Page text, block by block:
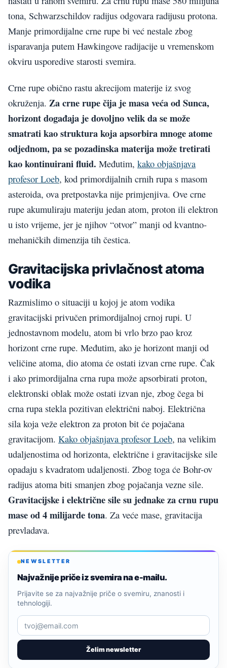
tona, Schwarzschildov radijus odgovara radijusu protona.
Manje primordijalne crne rupe bi već nestale zbog
isparavanja putem Hawkingove radijacije u vremenskom
okviru usporedive starosti svemira.
Crne rupe obično rastu akrecijom materije iz svog
okruženja. Za crne rupe čija je masa veća od Sunca,
horizont događaja je dovoljno velik da se može
smatrati kao struktura koja apsorbira mnoge atome
odjednom, pa se pozadinska materija može tretirati
kao kontinuirani fluid. Međutim, kako objašnjava
profesor Loeb, kod primordijalnih crnih rupa s masom
asteroida, ova pretpostavka nije primjenjiva. Ove crne
rupe akumuliraju materiju jedan atom, proton ili elektron
u isto vrijeme, jer je njihov “otvor” manji od kvantno-
mehaničkih dimenzija tih čestica.
Gravitacijska privlačnost atoma
vodika
Razmislimo o situaciji u kojoj je atom vodika
gravitacijski privučen primordijalnoj crnoj rupi. U
jednostavnom modelu, atom bi vrlo brzo pao kroz
horizont crne rupe. Međutim, ako je horizont manji od
veličine atoma, dio atoma će ostati izvan crne rupe. Čak
i ako primordijalna crna rupa može apsorbirati proton,
elektronski oblak može ostati izvan nje, zbog čega bi
crna rupa stekla pozitivan električni naboj. Električna
sila koja veže elektron za proton bit će pojačana
gravitacijom. Kako objašnjava profesor Loeb, na velikim
udaljenostima od horizonta, električne i gravitacijske sile
opadaju s kvadratom udaljenosti. Zbog toga će Bohr-ov
radijus atoma biti smanjen zbog pojačanja vezne sile.
Gravitacijske i električne sile su jednake za crnu rupu
mase od 4 milijarde tona. Za veće mase, gravitacija
prevladava.
NEWSLETTER
Najvažnije priče iz svemira na e-mailu.
Želim newsletter
Prijavite se za najvažnije priče o svemiru, znanosti i
tehnologiji.